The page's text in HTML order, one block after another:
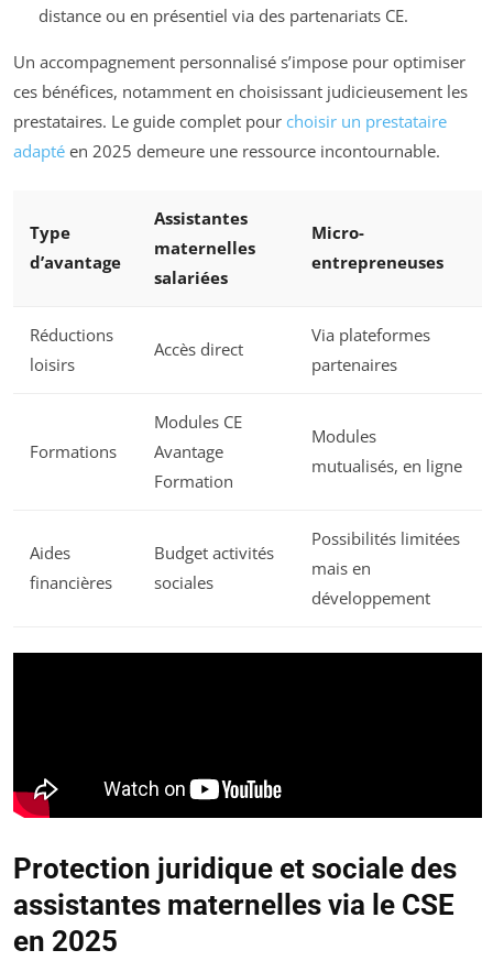
distance ou en présentiel via des partenariats CE.
Un accompagnement personnalisé s’impose pour optimiser
ces bénéfices, notamment en choisissant judicieusement les
prestataires. Le guide complet pour choisir un prestataire
adapté en 2025 demeure une ressource incontournable.
Type
d’avantage
Assistantes
maternelles
salariées
Micro-
entrepreneuses
Réductions
loisirs
Accès direct
Via plateformes
partenaires
Formations
Modules CE
Avantage
Formation
Modules
mutualisés, en ligne
Aides
financières
Budget activités
sociales
Possibilités limitées
mais en
développement
Protection juridique et sociale des
assistantes maternelles via le CSE
en 2025